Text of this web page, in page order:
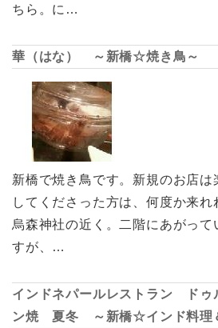
ちら。に…
華（はな） ～新橋☆焼き鳥～
新橋で焼き鳥です。新規のお店は
してくださった方は、何度か来れ
烏森神社の近く。二階にあがって
すが、…
インドネパールレストラン ドゥ
ン焼 夏冬 ～新橋☆インド料理